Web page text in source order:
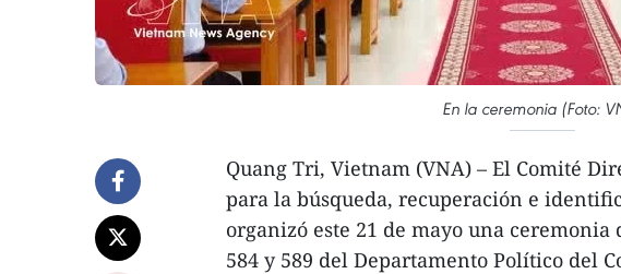
En la ceremonia (Foto:
Quang Tri, Vietnam (VNA) – El Comité
para la búsqueda, recuperación e
organizó este 21 de mayo una
584 y 589 del Departamento Político del